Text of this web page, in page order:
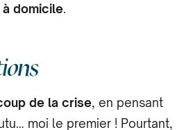
domicile.
de la crise, en pensant
moi le premier ! Pourtant,